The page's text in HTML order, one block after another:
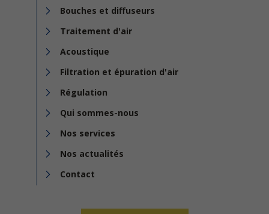
Bouches et diffuseurs
Traitement d'air
Acoustique
Filtration et épuration d'air
Régulation
Qui sommes-nous
Nos services
Nos actualités
Contact